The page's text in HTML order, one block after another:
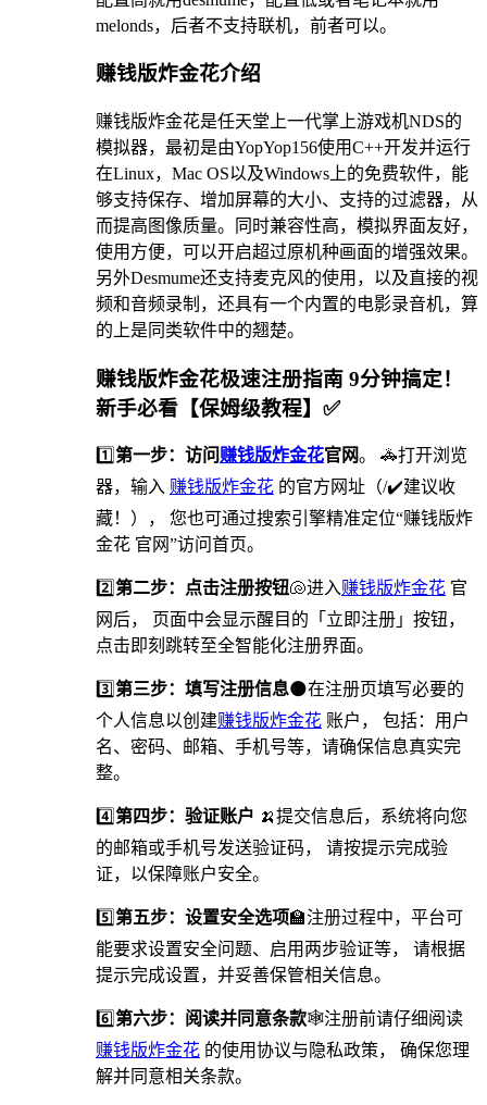
melonds，后者不支持联机，前者可以。
赚钱版炸金花介绍
赚钱版炸金花是任天堂上一代掌上游戏机NDS的
模拟器，最初是由YopYop156使用C++开发并运行
在Linux，Mac OS以及Windows上的免费软件，能
够支持保存、增加屏幕的大小、支持的过滤器，从
而提高图像质量。同时兼容性高，模拟界面友好，
使用方便，可以开启超过原机种画面的增强效果。
另外Desmume还支持麦克风的使用，以及直接的视
频和音频录制，还具有一个内置的电影录音机，算
的上是同类软件中的翘楚。
赚钱版炸金花极速注册指南 9分钟搞定！
新手必看【保姆级教程】✅
1️⃣第一步：访问 赚钱版炸金花官网。 🚓打开浏览
器，输入 赚钱版炸金花 的官方网址（/✔️建议收
藏！）， 您也可通过搜索引擎精准定位“赚钱版炸
金花 官网”访问首页。
2️⃣第二步：点击注册按钮🐚进入赚钱版炸金花 官
网后， 页面中会显示醒目的「立即注册」按钮，
点击即刻跳转至全智能化注册界面。
3️⃣第三步：填写注册信息🌑在注册页填写必要的
个人信息以创建赚钱版炸金花 账户， 包括：用户
名、密码、邮箱、手机号等，请确保信息真实完
整。
4️⃣第四步：验证账户 🍌提交信息后，系统将向您
的邮箱或手机号发送验证码， 请按提示完成验
证，以保障账户安全。
5️⃣第五步：设置安全选项🏫️注册过程中，平台可
能要求设置安全问题、启用两步验证等， 请根据
提示完成设置，并妥善保管相关信息。
6️⃣第六步：阅读并同意条款🕸注册前请仔细阅读
赚钱版炸金花 的使用协议与隐私政策， 确保您理
解并同意相关条款。